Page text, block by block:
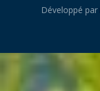
Développé par